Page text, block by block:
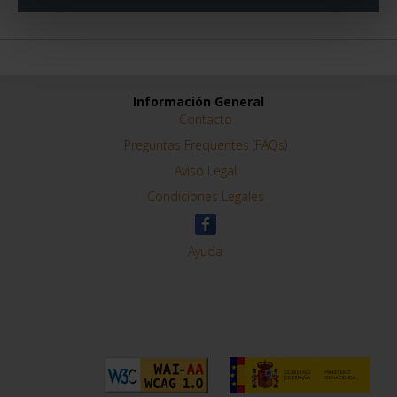
Información General
Contacto
Preguntas Frequentes (FAQs)
Aviso Legal
Condiciones Legales
Ayuda